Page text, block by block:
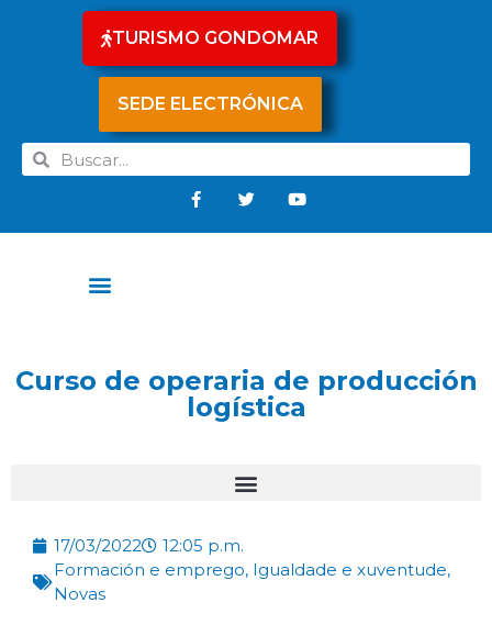
TURISMO GONDOMAR
SEDE ELECTRÓNICA
Curso de operaria de producción
logística
17/03/2022
12:05 p.m.
Formación e emprego, Igualdade e xuventude,
Novas